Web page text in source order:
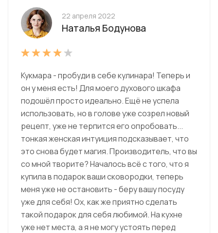
22 апреля 2022
Наталья Бодунова
Кукмара - пробуди в себе кулинара! Теперь и
он у меня есть! Для моего духового шкафа
подошёл просто идеально. Ещё не успела
использовать, но в голове уже созрел новый
рецепт, уже не терпится его опробовать...
тонкая женская интуиция подсказывает, что
это снова будет магия. Производитель, что вы
со мной творите? Началось всё с того, что я
купила в подарок ваши сковородки, теперь
меня уже не остановить - беру вашу посуду
уже для себя! Ох, как же приятно сделать
такой подарок для себя любимой. На кухне
уже нет места, а я не могу устоять перед